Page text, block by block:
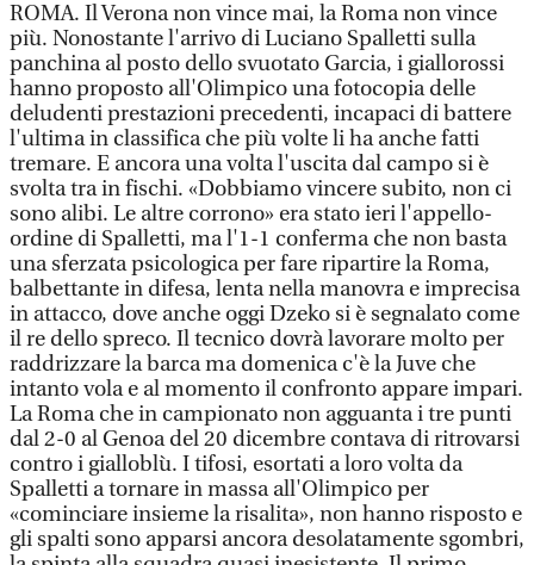
ROMA. Il Verona non vince mai, la Roma non vince
più. Nonostante l'arrivo di Luciano Spalletti sulla
panchina al posto dello svuotato Garcia, i giallorossi
hanno proposto all'Olimpico una fotocopia delle
deludenti prestazioni precedenti, incapaci di battere
l'ultima in classifica che più volte li ha anche fatti
tremare. E ancora una volta l'uscita dal campo si è
svolta tra in fischi. «Dobbiamo vincere subito, non ci
sono alibi. Le altre corrono» era stato ieri l'appello-
ordine di Spalletti, ma l'1-1 conferma che non basta
una sferzata psicologica per fare ripartire la Roma,
balbettante in difesa, lenta nella manovra e imprecisa
in attacco, dove anche oggi Dzeko si è segnalato come
il re dello spreco. Il tecnico dovrà lavorare molto per
raddrizzare la barca ma domenica c'è la Juve che
intanto vola e al momento il confronto appare impari.
La Roma che in campionato non agguanta i tre punti
dal 2-0 al Genoa del 20 dicembre contava di ritrovarsi
contro i gialloblù. I tifosi, esortati a loro volta da
Spalletti a tornare in massa all'Olimpico per
«cominciare insieme la risalita», non hanno risposto e
gli spalti sono apparsi ancora desolatamente sgombri,